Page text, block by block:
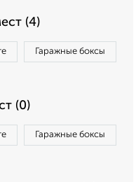
(4)
Гаражные боксы
(0)
Гаражные боксы